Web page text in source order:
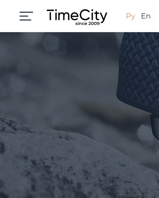
Ру En